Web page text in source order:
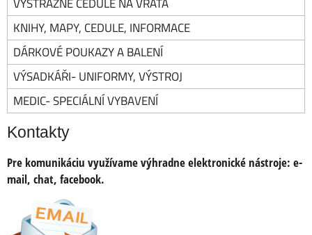
KNIHY, MAPY, CEDULE, INFORMACE
DÁRKOVÉ POUKAZY A BALENÍ
VÝSADKÁŘI- UNIFORMY, VÝSTROJ
MEDIC- SPECIÁLNÍ VYBAVENÍ
Kontakty
Pre komunikáciu využívame výhradne elektronické nástroje: e-
mail, chat, facebook.